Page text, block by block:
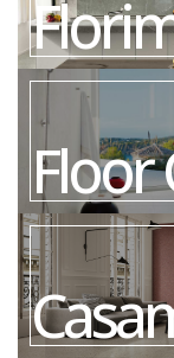
Floor